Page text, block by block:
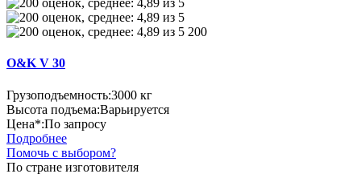
200
O&K V 30
Грузоподъемность:3000 кг
Высота подъема:Варьируется
Цена*:По запросу
Подробнее
Помочь с выбором?
По стране изготовителя